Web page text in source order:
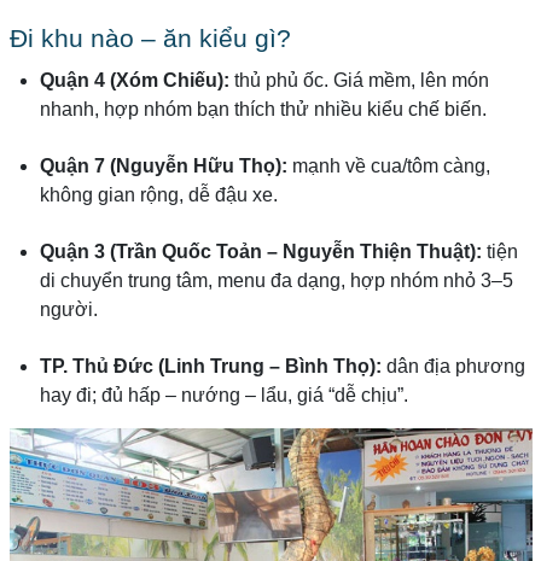
Đi khu nào – ăn kiểu gì?
Quận 4 (Xóm Chiếu): thủ phủ ốc. Giá mềm, lên món
nhanh, hợp nhóm bạn thích thử nhiều kiểu chế biến.
Quận 7 (Nguyễn Hữu Thọ): mạnh về cua/tôm càng,
không gian rộng, dễ đậu xe.
Quận 3 (Trần Quốc Toản – Nguyễn Thiện Thuật): tiện
di chuyển trung tâm, menu đa dạng, hợp nhóm nhỏ 3–5
người.
TP. Thủ Đức (Linh Trung – Bình Thọ): dân địa phương
hay đi; đủ hấp – nướng – lẩu, giá “dễ chịu”.